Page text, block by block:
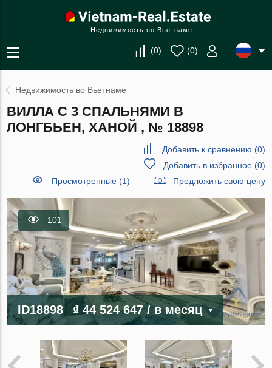
Недвижимость во Вьетнаме
(0) (0)
Недвижимость во Вьетнаме
ВИЛЛА С 3 СПАЛЬНЯМИ В
ЛОНГБЬЕН, ХАНОЙ , № 18898
Добавить к сравнению (0)
Добавить в избранное(0)
Просмотренные (1)
Предложить свою цену
101
ID18898 ₫ 44 524 647/ в месяц